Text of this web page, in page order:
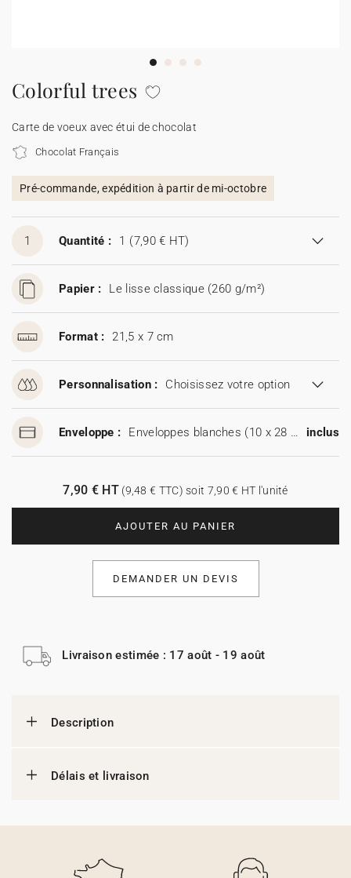
★ Demande d'échantillons
Menus
Présentoirs comptoir
Colorful trees
Carte de voeux avec étui de chocolat
Chocolat Français
Pré-commande, expédition à partir de mi-octobre
1 Quantité : 1 (7,90 € HT)
Papier : Le lisse classique (260 g/m²)
Format : 21,5 x 7 cm
Personnalisation : Choisissez votre option
Enveloppe : Enveloppes blanches (10 x 28 cm) inclus
AJOUTER AU PANIER
7,90 € HT(9,48 € TTC) soit 7,90 € HT l'unité
DEMANDER UN DEVIS
Livraison estimée : 17 août - 19 août
Description
Délais et livraison